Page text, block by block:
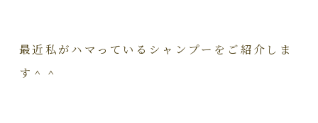
最近私がハマっているシャンプーをご紹介しま
す＾＾